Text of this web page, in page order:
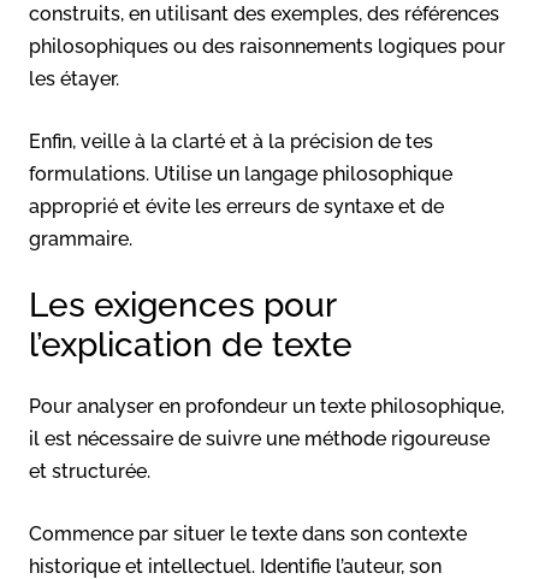
construits, en utilisant des exemples, des références
philosophiques ou des raisonnements logiques pour
les étayer.
Enfin, veille à la clarté et à la précision de tes
formulations. Utilise un langage philosophique
approprié et évite les erreurs de syntaxe et de
grammaire.
Les exigences pour
l’explication de texte
Pour analyser en profondeur un texte philosophique,
il est nécessaire de suivre une méthode rigoureuse
et structurée.
Commence par situer le texte dans son contexte
historique et intellectuel. Identifie l’auteur, son